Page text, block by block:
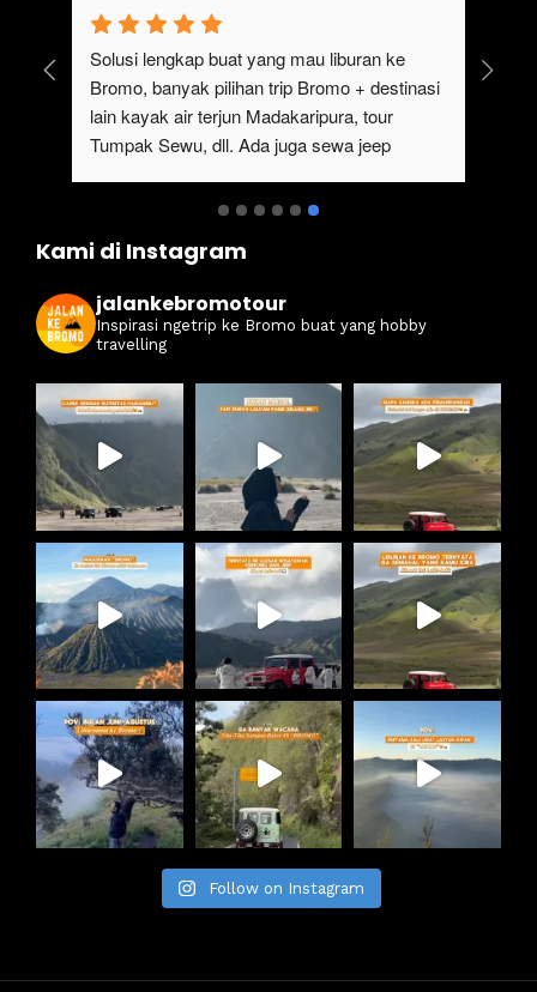
Solusi lengkap buat yang mau liburan ke
Bromo, banyak pilihan trip Bromo + destinasi
lain kayak air terjun Madakaripura, tour
Tumpak Sewu, dll. Ada juga sewa jeep
Kami di Instagram
jalankebromotour
Inspirasi ngetrip ke Bromo buat yang hobby
travelling
Follow on Instagram